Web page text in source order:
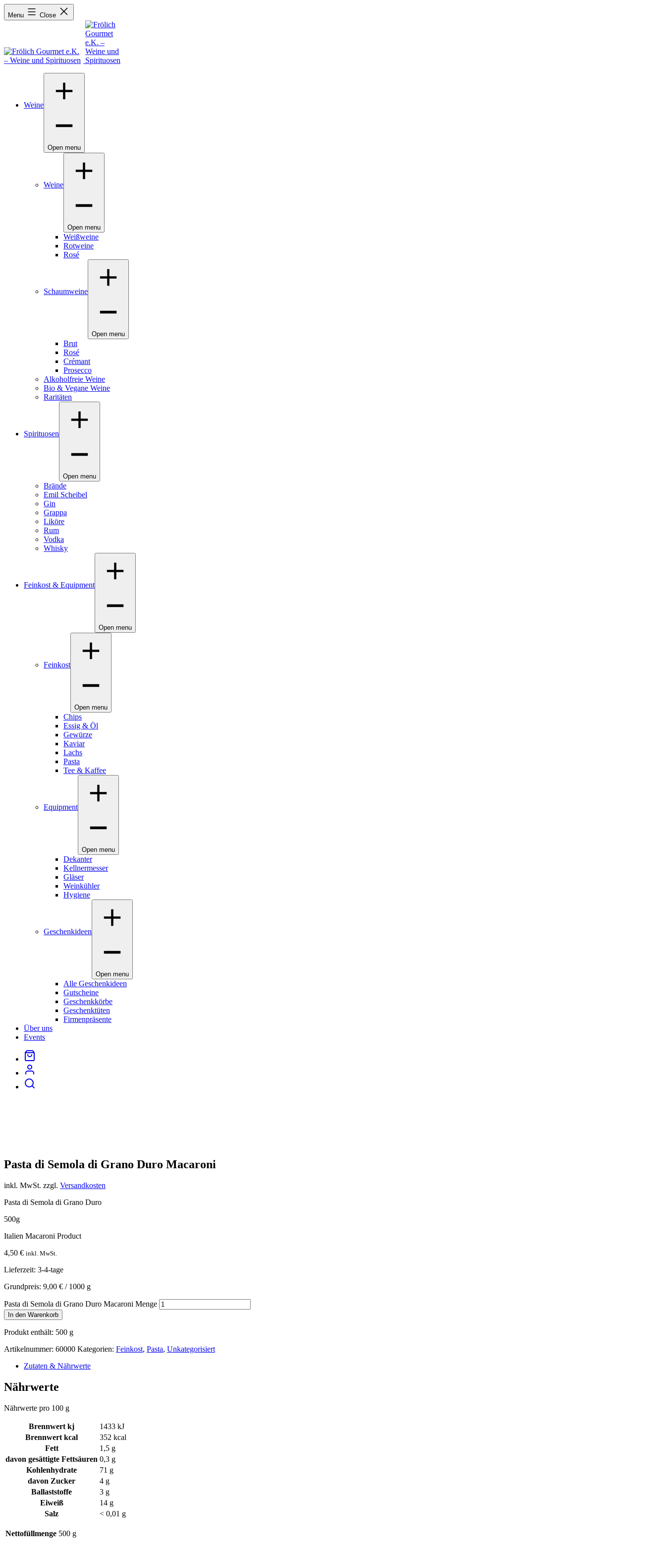
Menu Close
Weine
Open menu
Weine
Open menu
Weißweine
Rotweine
Rosé
Schaumweine
Open menu
Brut
Rosé
Crémant
Prosecco
Alkoholfreie Weine
Bio & Vegane Weine
Raritäten
Spirituosen
Open menu
Brände
Emil Scheibel
Gin
Grappa
Liköre
Rum
Vodka
Whisky
Feinkost & Equipment
Open menu
Feinkost
Open menu
Chips
Essig & Öl
Gewürze
Kaviar
Lachs
Pasta
Tee & Kaffee
Equipment
Open menu
Dekanter
Kellnermesser
Gläser
Weinkühler
Hygiene
Geschenkideen
Open menu
Alle Geschenkideen
Gutscheine
Geschenkkörbe
Geschenktüten
Firmenpräsente
Über uns
Events
Pasta di Semola di Grano Duro Macaroni
inkl. MwSt. zzgl. Versandkosten
Pasta di Semola di Grano Duro
500g
Italien Macaroni Product
4,50 € inkl. MwSt.
Lieferzeit: 3-4-tage
Grundpreis: 9,00 € / 1000 g
Pasta di Semola di Grano Duro Macaroni Menge
In den Warenkorb
Produkt enthält: 500 g
Artikelnummer: 60000 Kategorien: Feinkost, Pasta, Unkategorisiert
Zutaten & Nährwerte
Nährwerte
Nährwerte pro 100 g
Brennwert kj 1433 kJ
Brennwert kcal
352 kcal
Fett
1,5 g
davon gesättigte Fettsäuren 0,3 g
Kohlenhydrate
71 g
davon Zucker 4 g
Ballaststoffe
3 g
Eiweiß
14 g
Salz
< 0,01 g
Nettofüllmenge 500 g